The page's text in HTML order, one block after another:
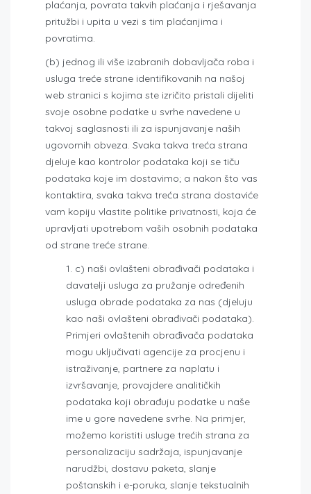
plaćanja, povrata takvih plaćanja i rješavanja
pritužbi i upita u vezi s tim plaćanjima i
povratima.
(b) jednog ili više izabranih dobavljača roba i
usluga treće strane identifikovanih na našoj
web stranici s kojima ste izričito pristali dijeliti
svoje osobne podatke u svrhe navedene u
takvoj saglasnosti ili za ispunjavanje naših
ugovornih obveza. Svaka takva treća strana
djeluje kao kontrolor podataka koji se tiču ​​
podataka koje im dostavimo; a nakon što vas
kontaktira, svaka takva treća strana dostaviće
vam kopiju vlastite politike privatnosti, koja će
upravljati upotrebom vaših osobnih podataka
od strane treće strane.
c) naši ovlašteni obrađivači podataka i
davatelji usluga za pružanje određenih
usluga obrade podataka za nas (djeluju
kao naši ovlašteni obrađivači podataka).
Primjeri ovlaštenih obrađivača podataka
mogu uključivati ​​agencije za procjenu i
istraživanje, partnere za naplatu i
izvršavanje, provajdere analitičkih
podataka koji obrađuju podatke u naše
ime u gore navedene svrhe. Na primjer,
možemo koristiti usluge trećih strana za
personalizaciju sadržaja, ispunjavanje
narudžbi, dostavu paketa, slanje
poštanskih i e-poruka, slanje tekstualnih